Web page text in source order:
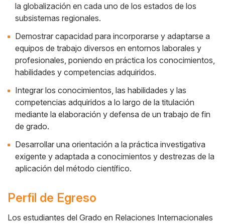
la globalización en cada uno de los estados de los
subsistemas regionales.
Demostrar capacidad para incorporarse y adaptarse a
equipos de trabajo diversos en entornos laborales y
profesionales, poniendo en práctica los conocimientos,
habilidades y competencias adquiridos.
Integrar los conocimientos, las habilidades y las
competencias adquiridos a lo largo de la titulación
mediante la elaboración y defensa de un trabajo de fin
de grado.
Desarrollar una orientación a la práctica investigativa
exigente y adaptada a conocimientos y destrezas de la
aplicación del método científico.
Perfil de Egreso
Los estudiantes del Grado en Relaciones Internacionales